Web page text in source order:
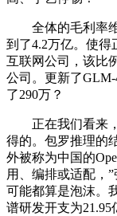
全体的毛利率维
到了4.2万亿。使得
互联网公司，该比
公司。更新了
了290万？
正在我们看来，
得的。包罗推理的
外被称为中国的
用、编排或适配，
可能都算是泡沫。
谱研发开支为